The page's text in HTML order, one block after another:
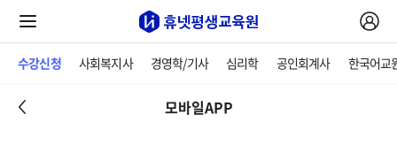
수강신청 사회복지사 경영학/기사 심리학 공인회계사 한국어교
모바일APP